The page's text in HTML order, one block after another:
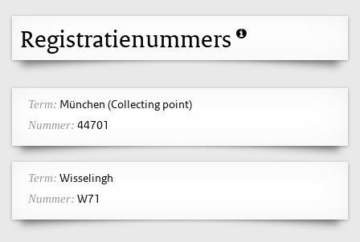
Registratienummers
Term: München (Collecting point)
Nummer: 44701
Term: Wisselingh
Nummer: W71